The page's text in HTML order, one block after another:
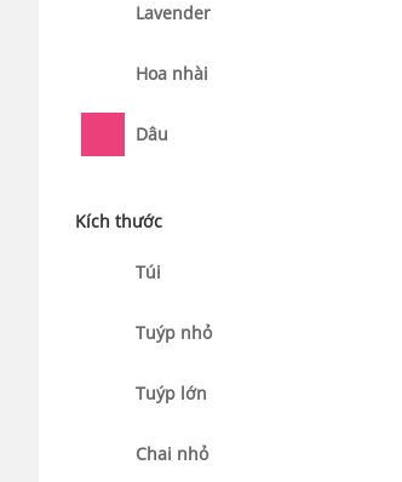
Lavender
Hoa nhài
Dâu
Kích thước
Túi
Tuýp nhỏ
Tuýp lớn
Chai nhỏ